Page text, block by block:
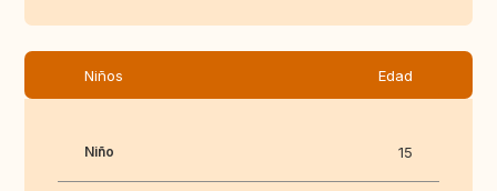
Niños Edad
Niño 15